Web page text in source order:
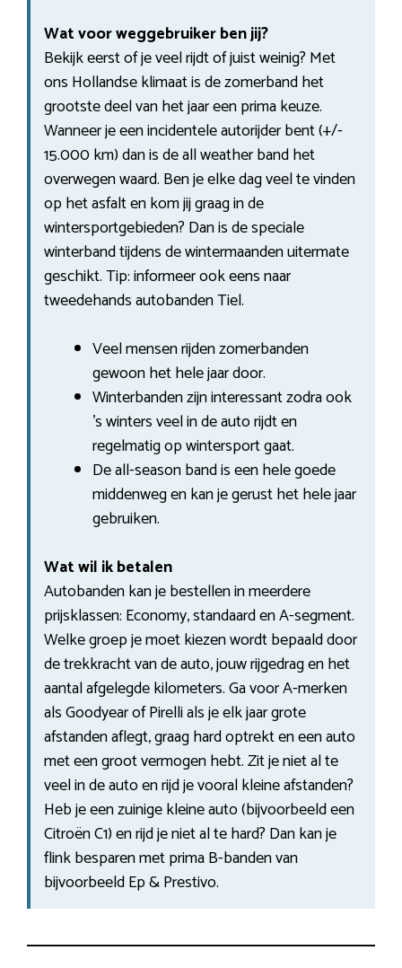
Wat voor weggebruiker ben jij?
Bekijk eerst of je veel rijdt of juist weinig? Met
ons Hollandse klimaat is de zomerband het
grootste deel van het jaar een prima keuze.
Wanneer je een incidentele autorijder bent (+/-
15.000 km) dan is de all weather band het
overwegen waard. Ben je elke dag veel te vinden
op het asfalt en kom jij graag in de
wintersportgebieden? Dan is de speciale
winterband tijdens de wintermaanden uitermate
geschikt. Tip: informeer ook eens naar
tweedehands autobanden Tiel.
Veel mensen rijden zomerbanden
gewoon het hele jaar door.
Winterbanden zijn interessant zodra ook
’s winters veel in de auto rijdt en
regelmatig op wintersport gaat.
De all-season band is een hele goede
middenweg en kan je gerust het hele jaar
gebruiken.
Wat wil ik betalen
Autobanden kan je bestellen in meerdere
prijsklassen: Economy, standaard en A-segment.
Welke groep je moet kiezen wordt bepaald door
de trekkracht van de auto, jouw rijgedrag en het
aantal afgelegde kilometers. Ga voor A-merken
als Goodyear of Pirelli als je elk jaar grote
afstanden aflegt, graag hard optrekt en een auto
met een groot vermogen hebt. Zit je niet al te
veel in de auto en rijd je vooral kleine afstanden?
Heb je een zuinige kleine auto (bijvoorbeeld een
Citroën C1) en rijd je niet al te hard? Dan kan je
flink besparen met prima B-banden van
bijvoorbeeld Ep & Prestivo.